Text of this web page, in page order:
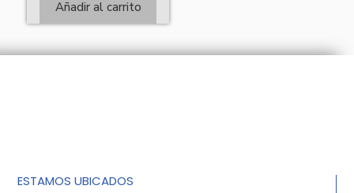
Añadir al carrito
ESTAMOS UBICADOS